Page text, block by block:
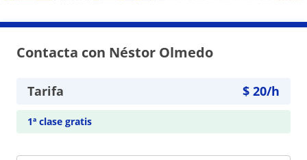
Contacta con Néstor Olmedo
Tarifa $ 20/h
1ª clase gratis